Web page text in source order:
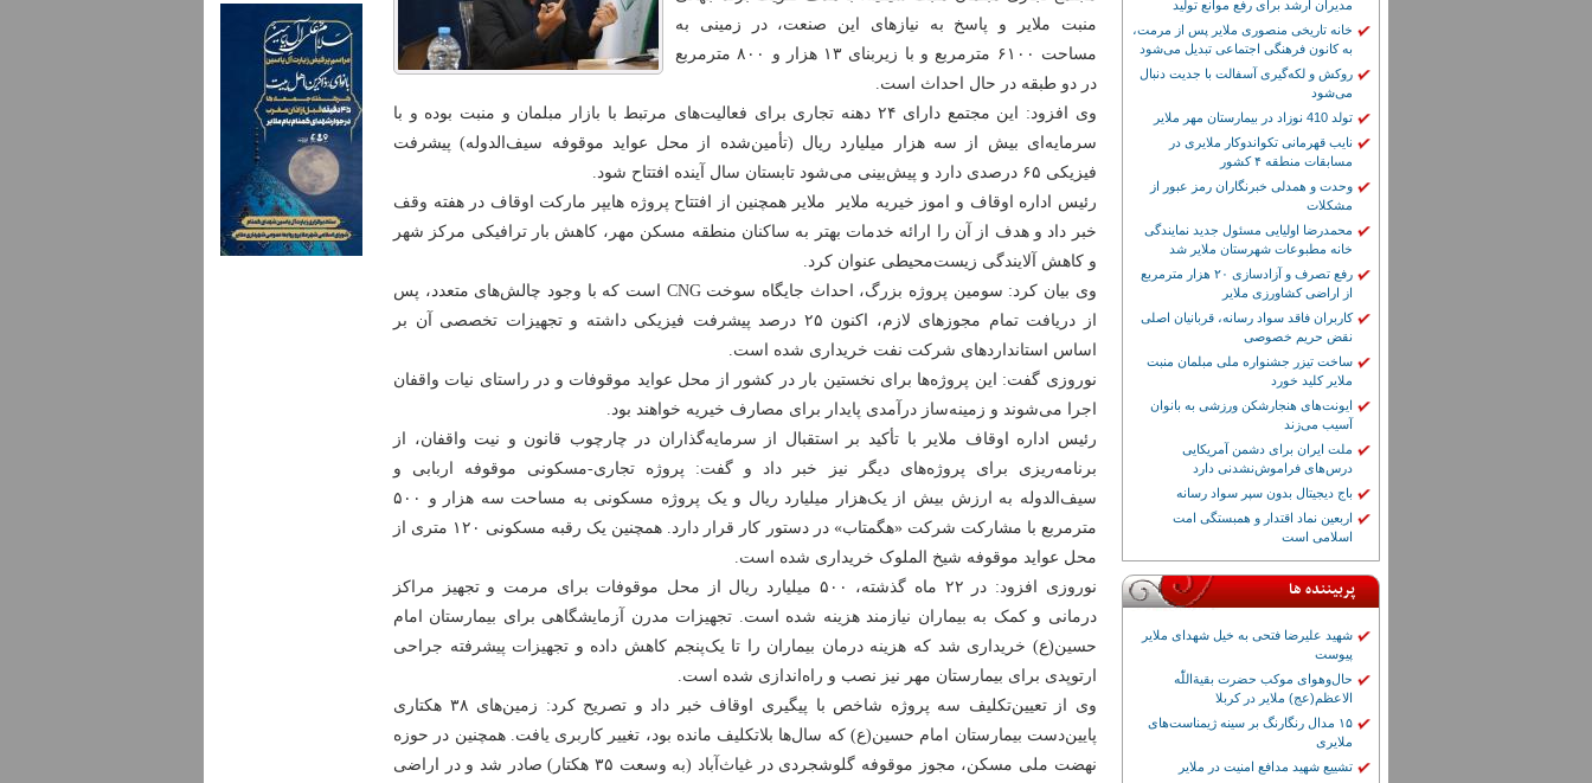
منبت ملایر و پاسخ به نیازهای این صنعت، در زمینی به
مساحت ۶۱۰۰ مترمربع و با زیربنای ۱۳ هزار و ۸۰۰ مترمربع
در دو طبقه در حال احداث است.
وی افزود: این مجتمع دارای ۲۴ دهنه تجاری برای فعالیت‌های مرتبط با بازار مبلمان و منبت بوده و با
سرمایه‌ای بیش از سه هزار میلیارد ریال (تأمین‌شده از محل عواید موقوفه سیف‌الدوله) پیشرفت
فیزیکی ۶۵ درصدی دارد و پیش‌بینی می‌شود تابستان سال آینده افتتاح شود.
رئیس اداره اوقاف و اموز خیریه ملایر ملایر همچنین از افتتاح پروژه هایپر مارکت اوقاف در هفته وقف
خبر داد و هدف از آن را ارائه خدمات بهتر به ساکنان منطقه مسکن مهر، کاهش بار ترافیکی مرکز شهر
و کاهش آلایندگی زیست‌محیطی عنوان کرد.
وی بیان کرد: سومین پروژه بزرگ، احداث جایگاه سوخت CNG است که با وجود چالش‌های متعدد، پس
از دریافت تمام مجوزهای لازم، اکنون ۲۵ درصد پیشرفت فیزیکی داشته و تجهیزات تخصصی آن بر
اساس استانداردهای شرکت نفت خریداری شده است.
نوروزی گفت: این پروژه‌ها برای نخستین بار در کشور از محل عواید موقوفات و در راستای نیات واقفان
اجرا می‌شوند و زمینه‌ساز درآمدی پایدار برای مصارف خیریه خواهند بود.
رئیس اداره اوقاف ملایر با تأکید بر استقبال از سرمایه‌گذاران در چارچوب قانون و نیت واقفان، از
برنامه‌ریزی برای پروژه‌های دیگر نیز خبر داد و گفت: پروژه تجاری-مسکونی موقوفه اربابی و
سیف‌الدوله به ارزش بیش از یک‌هزار میلیارد ریال و یک پروژه مسکونی به مساحت سه هزار و ۵۰۰
مترمربع با مشارکت شرکت «هگمتاب» در دستور کار قرار دارد. همچنین یک رقبه مسکونی ۱۲۰ متری از
محل عواید موقوفه شیخ الملوک خریداری شده است.
نوروزی افزود: در ۲۲ ماه گذشته، ۵۰۰ میلیارد ریال از محل موقوفات برای مرمت و تجهیز مراکز
درمانی و کمک به بیماران نیازمند هزینه شده است. تجهیزات مدرن آزمایشگاهی برای بیمارستان امام
حسین(ع) خریداری شد که هزینه درمان بیماران را تا یک‌پنجم کاهش داده و تجهیزات پیشرفته جراحی
ارتوپدی برای بیمارستان مهر نیز نصب و راه‌اندازی شده است.
وی از تعیین‌تکلیف سه پروژه شاخص با پیگیری اوقاف خبر داد و تصریح کرد: زمین‌های ۳۸ هکتاری
پایین‌دست بیمارستان امام حسین(ع) که سال‌ها بلاتکلیف مانده بود، تغییر کاربری یافت. همچنین در حوزه
نهضت ملی مسکن، مجوز موقوفه گلوشجردی در غیاث‌آباد (به وسعت ۳۵ هکتار) صادر شد و در اراضی
مدیران ارشد برای رفع موانع تولید
خانه تاریخی منصوری ملایر پس از مرمت،
به کانون فرهنگی اجتماعی تبدیل می‌شود
روکش و لکه‌گیری آسفالت با جدیت دنبال
می‌شود
تولد 410 نوزاد در بیمارستان مهر ملایر
نایب قهرمانی تکواندوکار ملایری در
مسابقات منطقه ۴ کشور
وحدت و همدلی خبرنگاران رمز عبور از
مشکلات
محمدرضا اولیایی مسئول جدید نمایندگی
خانه مطبوعات شهرستان ملایر شد
رفع تصرف و آزادسازی ۲۰ هزار مترمربع
از اراضی کشاورزی ملایر
کاربران فاقد سواد رسانه، قربانیان اصلی
نقض حریم خصوصی
ساخت تیزر جشنواره ملی مبلمان منبت
ملایر کلید خورد
ایونت‌های هنجارشکن ورزشی به بانوان
آسیب می‌زند
ملت ایران برای دشمن آمریکایی
درس‌های فراموش‌نشدنی دارد
باج دیجیتال بدون سپر سواد رسانه
اربعین نماد اقتدار و همبستگی امت
اسلامی است
پربیننده ها
شهید علیرضا فتحی به خیل شهدای ملایر
پیوست
حال‌وهوای موکب حضرت بقیة‌اللّٰه
الاعظم(عج) ملایر در کربلا
۱۵ مدال رنگارنگ بر سینه ژیمناست‌های
ملایری
تشییع شهید مدافع امنیت در ملایر